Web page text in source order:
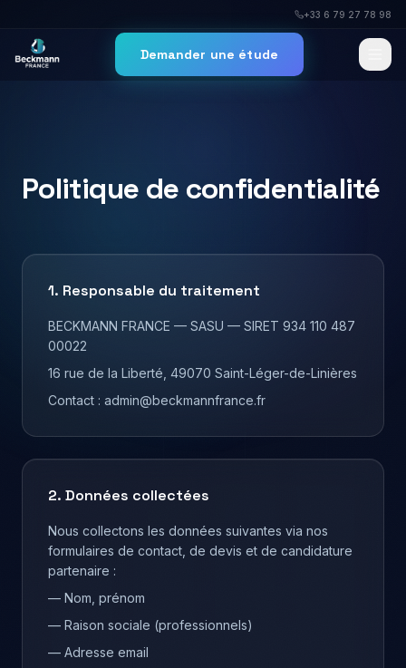
+33 6 79 27 78 98
Demander une étude
Politique de confidentialité
1. Responsable du traitement
BECKMANN FRANCE — SASU — SIRET 934 110 487
00022
16 rue de la Liberté, 49070 Saint-Léger-de-Linières
Contact : admin@beckmannfrance.fr
2. Données collectées
Nous collectons les données suivantes via nos
formulaires de contact, de devis et de candidature
partenaire :
— Nom, prénom
— Raison sociale (professionnels)
— Adresse email